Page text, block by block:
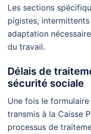
Les sections
pigistes,
adaptation
du travail.
Délais de
sécurité sociale
Une fois le
transmis à la Caisse
processus de